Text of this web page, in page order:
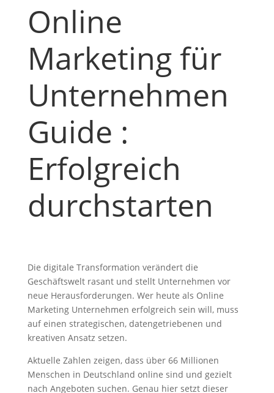
Online
Marketing für
Unternehmen
Guide :
Erfolgreich
durchstarten
Die digitale Transformation verändert die
Geschäftswelt rasant und stellt Unternehmen vor
neue Herausforderungen. Wer heute als Online
Marketing Unternehmen erfolgreich sein will, muss
auf einen strategischen, datengetriebenen und
kreativen Ansatz setzen.
Aktuelle Zahlen zeigen, dass über 66 Millionen
Menschen in Deutschland online sind und gezielt
nach Angeboten suchen. Genau hier setzt dieser